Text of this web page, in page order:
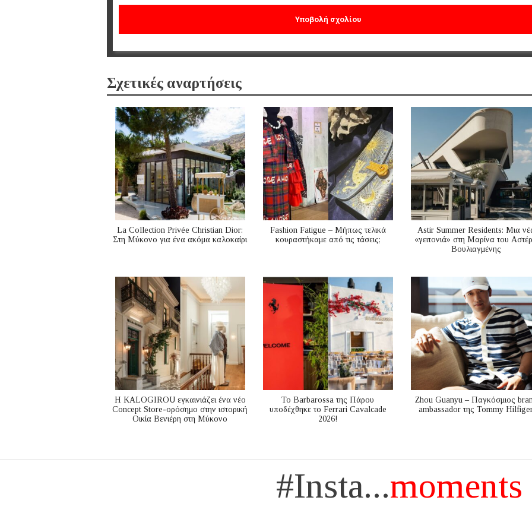
Σχετικές αναρτήσεις
La Collection Privée Christian Dior:
Στη Μύκονο για ένα ακόμα καλοκαίρι
Fashion Fatigue – Μήπως τελικά
κουραστήκαμε από τις τάσεις;
Astir Summer Residents: Μια
«γειτονιά» στη Μαρίνα του
Βουλιαγμένης
Η KALOGIROU εγκαινιάζει ένα νέο
Concept Store-ορόσημο στην ιστορική
Οικία Βενιέρη στη Μύκονο
Το Barbarossa της Πάρου
υποδέχθηκε το Ferrari Cavalcade
2026!
Zhou Guanyu – Παγκόσμιος
ambassador της Tommy
#Insta...moments